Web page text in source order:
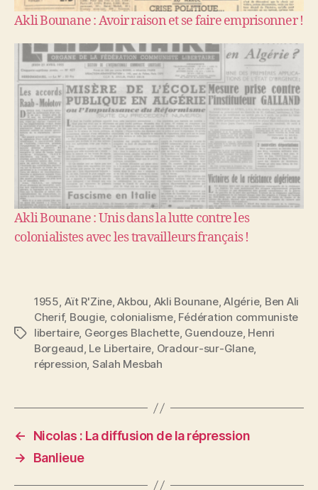
Akli Bounane : Avoir raison et se faire emprisonner !
Akli Bounane : Unis dans la lutte contre les
colonialistes avec les travailleurs français !
Étiquettes
1955, Aït R'Zine,Akbou, Akli Bounane,Algérie, Ben Ali
Cherif, Bougie, colonialisme, Fédération communiste
libertaire, Georges Blachette, Guendouze, Henri
Borgeaud, Le Libertaire, Oradour-sur-Glane,
répression, Salah Mesbah
←
Nicolas : La diffusion de la répression
→
Banlieue